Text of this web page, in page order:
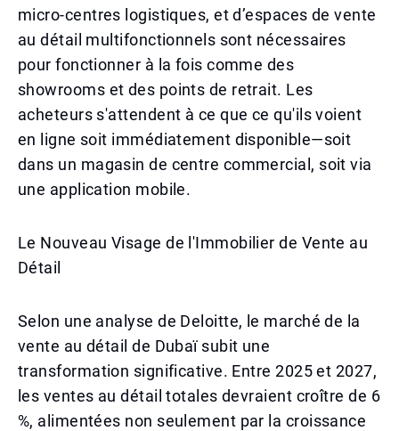
micro-centres logistiques, et d’espaces de vente
au détail multifonctionnels sont nécessaires
pour fonctionner à la fois comme des
showrooms et des points de retrait. Les
acheteurs s'attendent à ce que ce qu'ils voient
en ligne soit immédiatement disponible—soit
dans un magasin de centre commercial, soit via
une application mobile.
Le Nouveau Visage de l'Immobilier de Vente au
Détail
Selon une analyse de Deloitte, le marché de la
vente au détail de Dubaï subit une
transformation significative. Entre 2025 et 2027,
les ventes au détail totales devraient croître de 6
%, alimentées non seulement par la croissance